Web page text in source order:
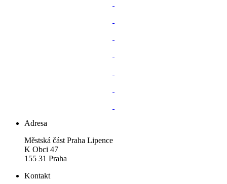
Adresa
Městská část Praha Lipence
K Obci 47
155 31 Praha
Kontakt